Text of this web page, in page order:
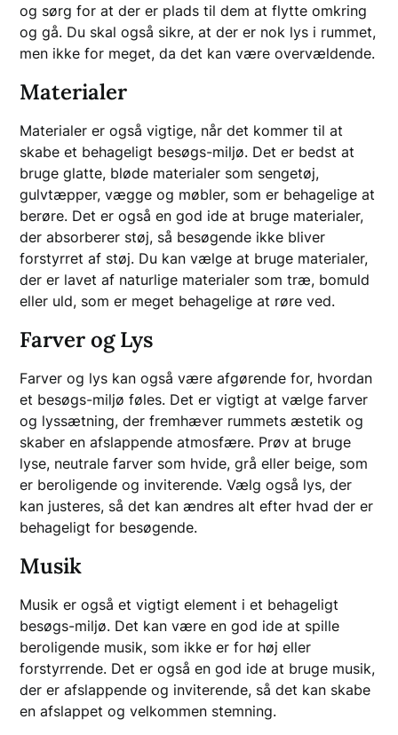
og sørg for at der er plads til dem at flytte omkring
og gå. Du skal også sikre, at der er nok lys i rummet,
men ikke for meget, da det kan være overvældende.
Materialer
Materialer er også vigtige, når det kommer til at
skabe et behageligt besøgs-miljø. Det er bedst at
bruge glatte, bløde materialer som sengetøj,
gulvtæpper, vægge og møbler, som er behagelige at
berøre. Det er også en god ide at bruge materialer,
der absorberer støj, så besøgende ikke bliver
forstyrret af støj. Du kan vælge at bruge materialer,
der er lavet af naturlige materialer som træ, bomuld
eller uld, som er meget behagelige at røre ved.
Farver og Lys
Farver og lys kan også være afgørende for, hvordan
et besøgs-miljø føles. Det er vigtigt at vælge farver
og lyssætning, der fremhæver rummets æstetik og
skaber en afslappende atmosfære. Prøv at bruge
lyse, neutrale farver som hvide, grå eller beige, som
er beroligende og inviterende. Vælg også lys, der
kan justeres, så det kan ændres alt efter hvad der er
behageligt for besøgende.
Musik
Musik er også et vigtigt element i et behageligt
besøgs-miljø. Det kan være en god ide at spille
beroligende musik, som ikke er for høj eller
forstyrrende. Det er også en god ide at bruge musik,
der er afslappende og inviterende, så det kan skabe
en afslappet og velkommen stemning.